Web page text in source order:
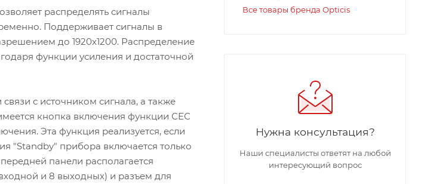
распределять сигналы
Поддерживает сигналы в
до 1920x1200. Распределение
функции усиления и достаточной
с источником сигнала, а также
кнопка включения функции СЕС
Эта функция реализуется, если
"Standby" прибора включается только
панели располагается
и 8 выходных) и разъем для
Все товары бренда Opticis
Нужна консультация?
Наши специалисты ответят на любой
интересующий вопрос